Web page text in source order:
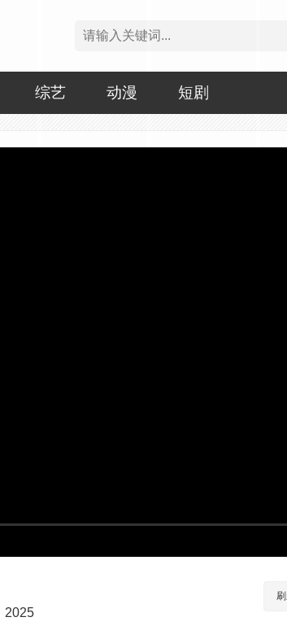
综艺 动漫 短剧
2025